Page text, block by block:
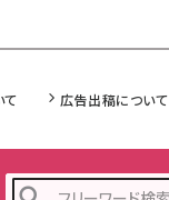
て 広告出稿について